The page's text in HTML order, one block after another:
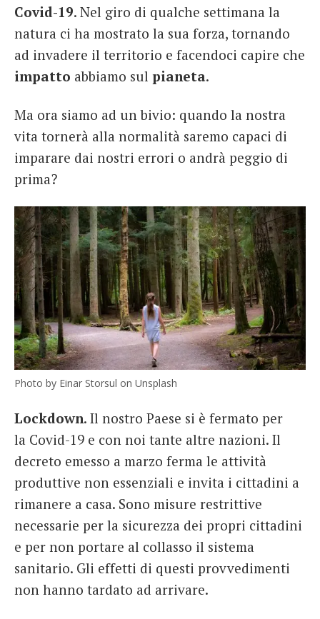
Covid-19. Nel giro di qualche settimana la
natura ci ha mostrato la sua forza, tornando
ad invadere il territorio e facendoci capire che
impatto abbiamo sul pianeta.
Ma ora siamo ad un bivio: quando la nostra
vita tornerà alla normalità saremo capaci di
imparare dai nostri errori o andrà peggio di
prima?
Photo by Einar Storsul on Unsplash
Lockdown. Il nostro Paese si è fermato per
la Covid-19 e con noi tante altre nazioni. Il
decreto emesso a marzo ferma le attività
produttive non essenziali e invita i cittadini a
rimanere a casa. Sono misure restrittive
necessarie per la sicurezza dei propri cittadini
e per non portare al collasso il sistema
sanitario. Gli effetti di questi provvedimenti
non hanno tardato ad arrivare.